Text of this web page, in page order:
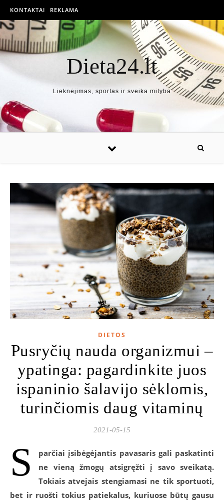
KONTAKTAI REKLAMA
Dieta24.lt
Lieknėjimas, sportas ir sveika mityba
DIETOS
Pusryčių nauda organizmui –
ypatinga: pagardinkite juos
ispaninio šalavijo sėklomis,
turinčiomis daug vitaminų
2021-05-15
S
parčiai įsibėgėjantis pavasaris gali paskatinti
ne vieną žmogų atsigręžti į savo sveikatą.
Tokiais atvejais stengiamasi ne tik sportuoti,
bet ir ruošti tokius patiekalus, kuriuose būtų gausu